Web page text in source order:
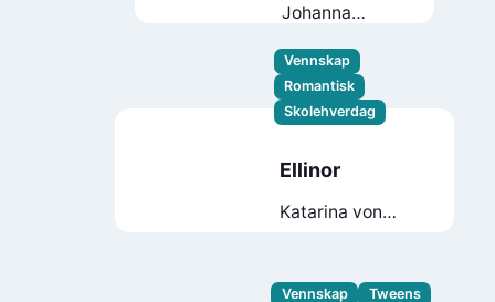
Johanna
Vennskap
Romantisk
Skolehverdag
Ellinor
Katarina von
Vennskap
Tweens